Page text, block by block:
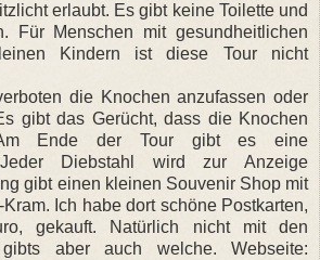
erlaubt. Es gibt keine Toilette und
Für Menschen mit gesundheitlichen
Kindern ist diese Tour nicht
die Knochen anzufassen oder
gibt das Gerücht, dass die Knochen
Ende der Tour gibt es eine
Jeder Diebstahl wird zur Anzeige
gibt einen kleinen Souvenir Shop mit
Ich habe dort schöne Postkarten,
gekauft. Natürlich nicht mit den
aber auch welche. Webseite: